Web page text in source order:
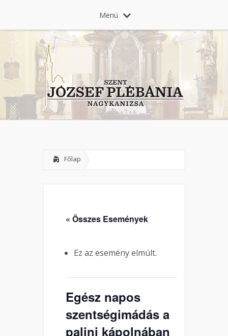
Menü
Főlap
« Összes Események
Ez az esemény elmúlt.
Egész napos
szentségimádás a
palini kápolnában